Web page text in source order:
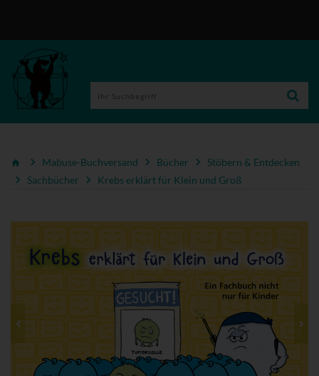
Mabuse-Buchversand Bücher
Stöbern & Entdecken
Sachbücher
Krebs erklärt für Klein und Groß